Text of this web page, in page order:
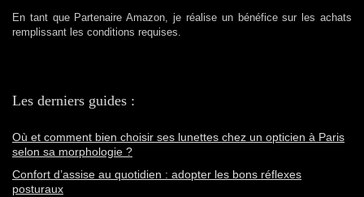
En tant que Partenaire Amazon, je réalise un bénéfice sur les achats
remplissant les conditions requises.
Les derniers guides :
Où et comment bien choisir ses lunettes chez un opticien à Paris
selon sa morphologie ?
Confort d’assise au quotidien : adopter les bons réflexes
posturaux